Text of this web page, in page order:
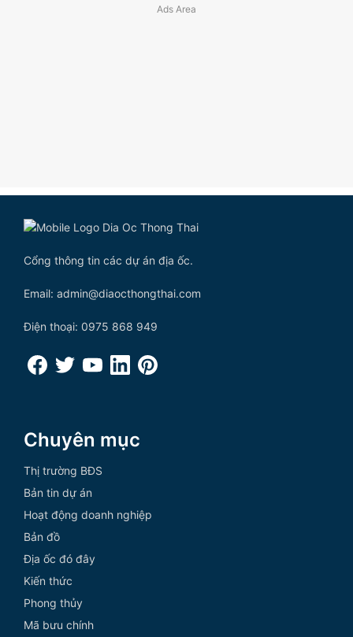
Cổng thông tin các dự án địa ốc.
Email: admin@diaocthongthai.com
Điện thoại: 0975 868 949
Chuyên mục
Thị trường BĐS
Bản tin dự án
Hoạt động doanh nghiệp
Bản đồ
Địa ốc đó đây
Kiến thức
Phong thủy
Mã bưu chính